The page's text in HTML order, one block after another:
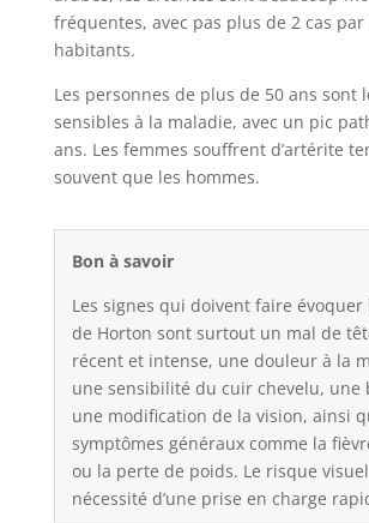
fréquentes, avec pas plus de 2 cas par
habitants.
Les personnes de plus de 50 ans sont
sensibles à la maladie, avec un pic
ans. Les femmes souffrent d’artérite
souvent que les hommes.
Bon à savoir
Les signes qui doivent faire évoquer
de Horton sont surtout un mal de
récent et intense, une douleur à la
une sensibilité du cuir chevelu, une
une modification de la vision, ainsi
symptômes généraux comme la
ou la perte de poids. Le risque
nécessité d’une prise en charge